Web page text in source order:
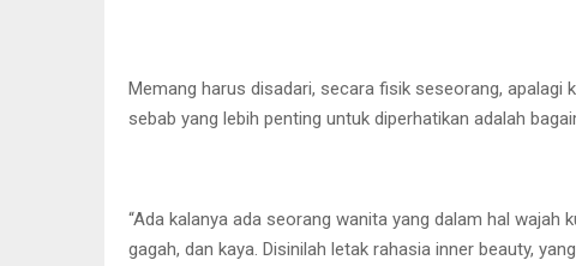
Memang harus disadari, secara fisik seseorang, apalagi
sebab yang lebih penting untuk diperhatikan adalah
“Ada kalanya ada seorang wanita yang dalam hal
gagah, dan kaya. Disinilah letak rahasia inner beauty,